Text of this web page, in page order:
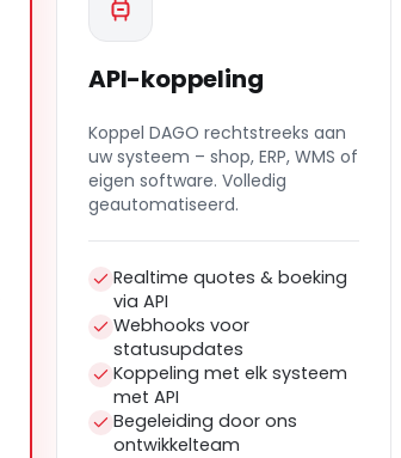
API-koppeling
Koppel DAGO rechtstreeks aan
uw systeem – shop, ERP, WMS of
eigen software. Volledig
geautomatiseerd.
Realtime quotes & boeking
via API
Webhooks voor
statusupdates
Koppeling met elk systeem
met API
Begeleiding door ons
ontwikkelteam